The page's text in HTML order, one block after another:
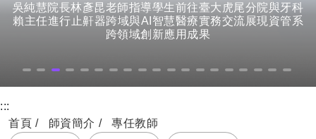
吳純慧院長林彥昆老師指導學生前往臺大虎尾分院與牙科
賴主任進行止鼾器跨域與AI智慧醫療實務交流展現資管系
跨領域創新應用成果
:::
首頁
師資簡介
專任教師